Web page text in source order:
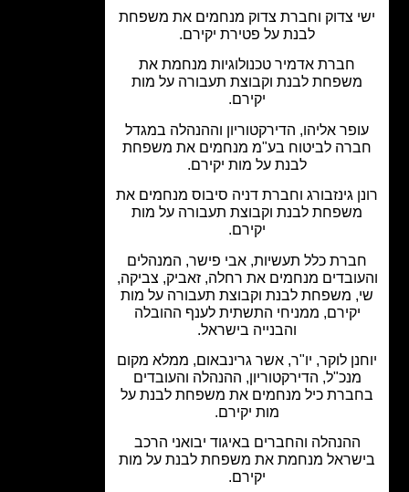
צדוק וחברת צדוק מנחמים את משפחת
לבנת על פטירת יקירם.
חברת אדמיר טכנולוגיות מנחמת את
לבנת וקבוצת תעבורה על מות
אליהו, הדירקטוריון וההנהלה במגדל
לביטוח בע"מ מנחמים את משפחת
לבנת על מות יקירם.
גינזבורג וחברת דניה סיבוס מנחמים את
לבנת וקבוצת תעבורה על מות
כלל תעשיות, אבי פישר, המנהלים
מנחמים את רחלה, זאביק, צביקה,
משפחת לבנת וקבוצת תעבורה על מות
יקירם, ממניחי התשתית לענף ההובלה
והבנייה בישראל.
לוקר, יו"ר, אשר גרינבאום, ממלא מקום
מנכ"ל, הדירקטוריון, ההנהלה והעובדים
כיל מנחמים את משפחת לבנת על
מות יקירם.
ההנהלה והחברים באיגוד יבואני הרכב
מנחמת את משפחת לבנת על מות